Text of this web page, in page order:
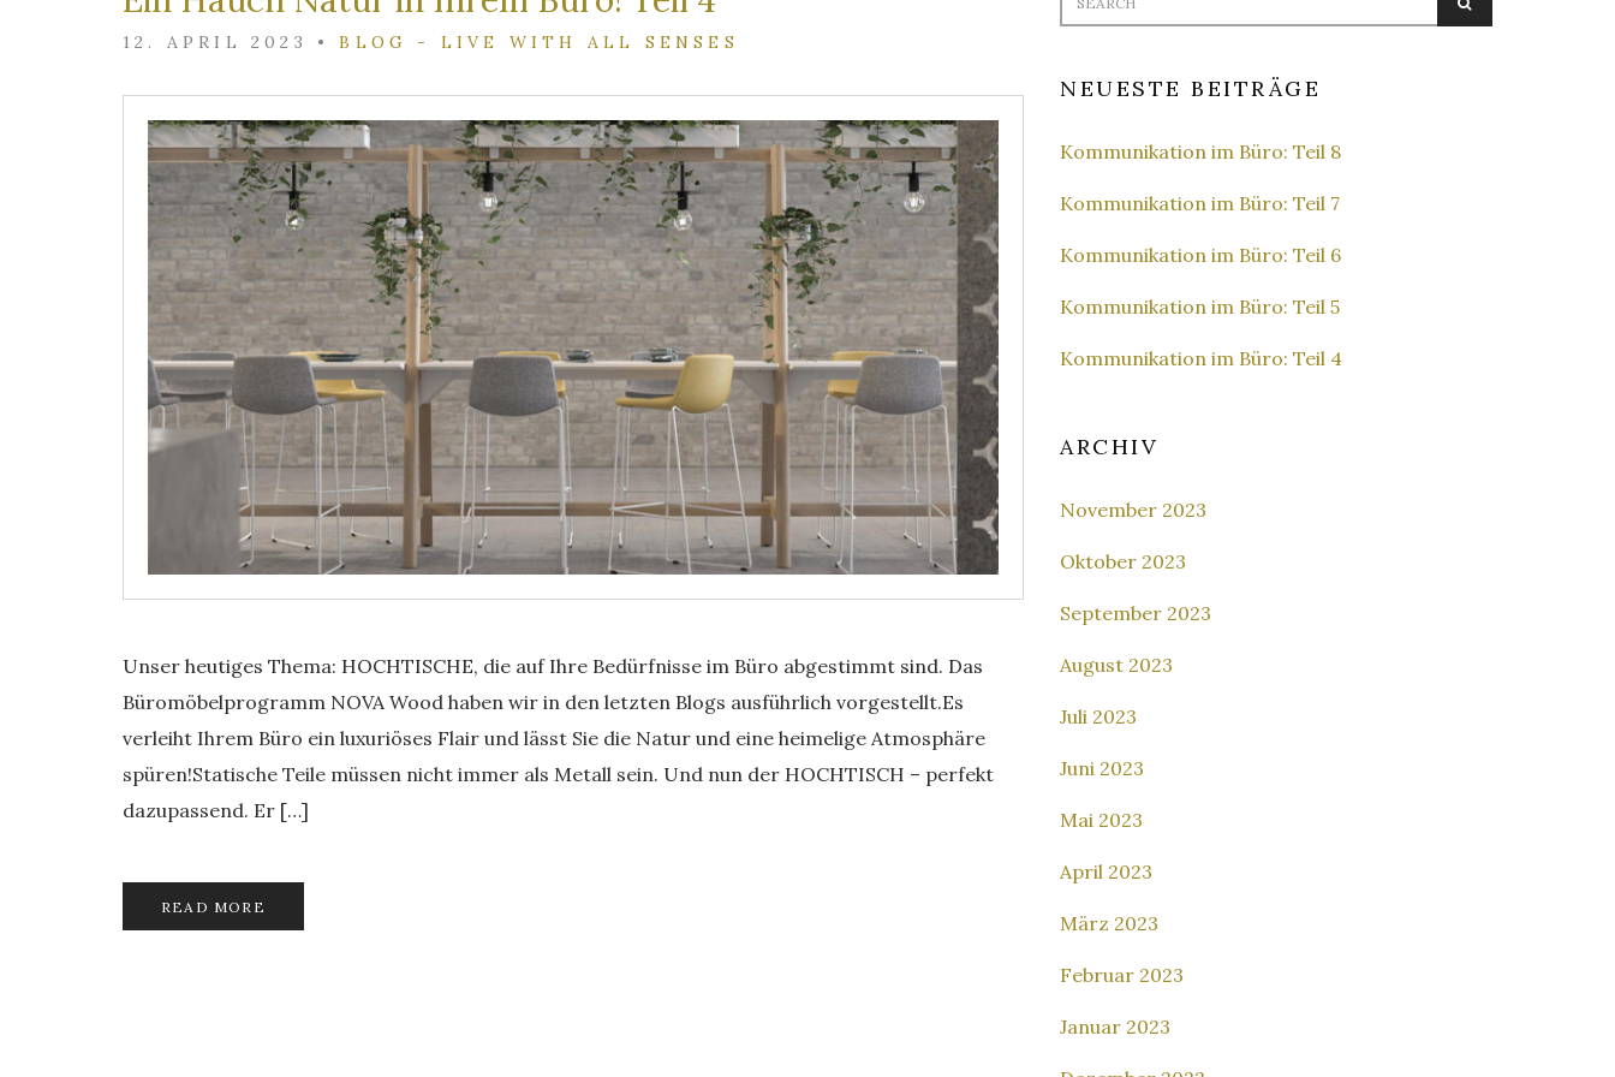
12. APRIL 2023 •BLOG - LIVE WITH ALL SENSES
Unser heutiges Thema: HOCHTISCHE, die auf Ihre Bedürfnisse im Büro abgestimmt sind. Das
Büromöbelprogramm NOVA Wood haben wir in den letzten Blogs ausführlich vorgestellt.Es
verleiht Ihrem Büro ein luxuriöses Flair und lässt Sie die Natur und eine heimelige Atmosphäre
spüren!Statische Teile müssen nicht immer als Metall sein. Und nun der HOCHTISCH – perfekt
dazupassend. Er […]
READ MORE
for:
NEUESTE BEITRÄGE
Kommunikation im Büro: Teil 8
Kommunikation im Büro: Teil 7
Kommunikation im Büro: Teil 6
Kommunikation im Büro: Teil 5
Kommunikation im Büro: Teil 4
ARCHIV
November 2023
Oktober 2023
September 2023
August 2023
Juli 2023
Juni 2023
Mai 2023
April 2023
März 2023
Februar 2023
Januar 2023